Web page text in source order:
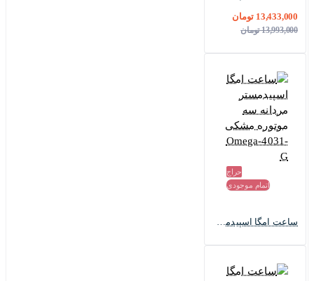
13,433,000 تومان
13,993,000 تومان
حراج
اتمام موجودی
ساعت امگا اسپیدمستر مردانه سه موتوره مشکی Omega-4031-G